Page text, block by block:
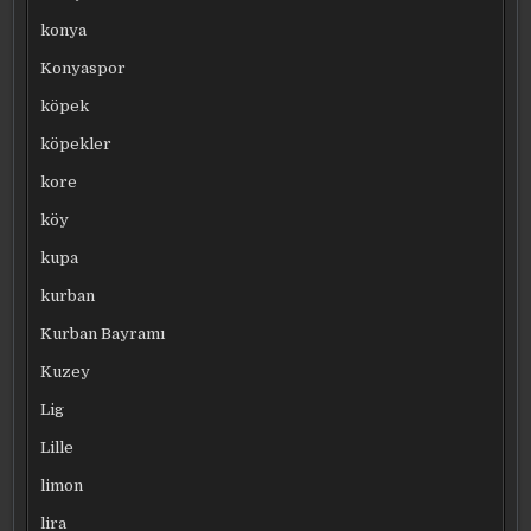
konya
Konyaspor
köpek
köpekler
kore
köy
kupa
kurban
Kurban Bayramı
Kuzey
Lig
Lille
limon
lira